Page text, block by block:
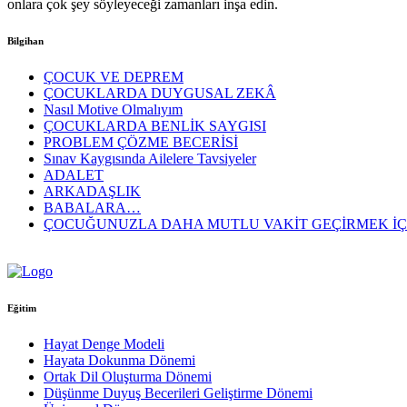
onlara çok şey söyleyeceği zamanları inşa edin.
Bilgihan
ÇOCUK VE DEPREM
ÇOCUKLARDA DUYGUSAL ZEKÂ
Nasıl Motive Olmalıyım
ÇOCUKLARDA BENLİK SAYGISI
PROBLEM ÇÖZME BECERİSİ
Sınav Kaygısında Ailelere Tavsiyeler
ADALET
ARKADAŞLIK
BABALARA…
ÇOCUĞUNUZLA DAHA MUTLU VAKİT GEÇİRMEK
Eğitim
Hayat Denge Modeli
Hayata Dokunma Dönemi
Ortak Dil Oluşturma Dönemi
Düşünme Duyuş Becerileri Geliştirme Dönemi